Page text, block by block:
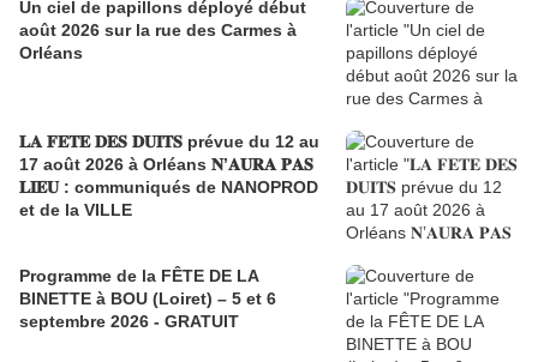
Un ciel de papillons déployé début
août 2026 sur la rue des Carmes à
Orléans
𝐋𝐀 𝐅𝐄𝐓𝐄 𝐃𝐄𝐒 𝐃𝐔𝐈𝐓𝐒 prévue du 12 au
17 août 2026 à Orléans 𝐍’𝐀𝐔𝐑𝐀 𝐏𝐀𝐒
𝐋𝐈𝐄𝐔 : communiqués de NANOPROD
et de la VILLE
Programme de la FÊTE DE LA
BINETTE à BOU (Loiret) – 5 et 6
septembre 2026 - GRATUIT